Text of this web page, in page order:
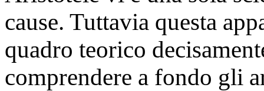
cause. Tuttavia questa
quadro teorico
comprendere a fondo gli